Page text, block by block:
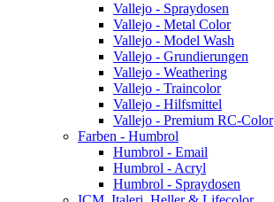
Vallejo - Spraydosen
Vallejo - Metal Color
Vallejo - Model Wash
Vallejo - Grundierungen
Vallejo - Weathering
Vallejo - Traincolor
Vallejo - Hilfsmittel
Vallejo - Premium RC-Color
Farben - Humbrol
Humbrol - Email
Humbrol - Acryl
Humbrol - Spraydosen